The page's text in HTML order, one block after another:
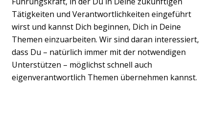
Tätigkeiten und Verantwortlichkeiten eingeführt
wirst und kannst Dich beginnen, Dich in Deine
Themen einzuarbeiten. Wir sind daran interessiert,
dass Du – natürlich immer mit der notwendigen
Unterstützen – möglichst schnell auch
eigenverantwortlich Themen übernehmen kannst.